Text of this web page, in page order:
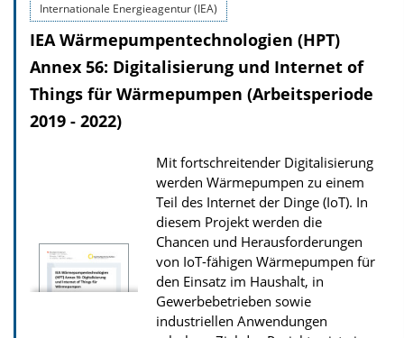
Internationale Energieagentur (IEA)
IEA Wärmepumpentechnologien (HPT)
Annex 56: Digitalisierung und Internet of
Things für Wärmepumpen (Arbeitsperiode
2019 - 2022)
Mit fortschreitender Digitalisierung
werden Wärmepumpen zu einem
Teil des Internet der Dinge (IoT). In
diesem Projekt werden die
Chancen und Herausforderungen
von IoT-fähigen Wärmepumpen für
den Einsatz im Haushalt, in
Gewerbebetrieben sowie
industriellen Anwendungen